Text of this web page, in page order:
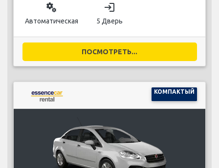
miscellaneous_services
Автоматическая
login
5 Дверь
ПОСМОТРЕТЬ...
КОМПАКТЫЙ